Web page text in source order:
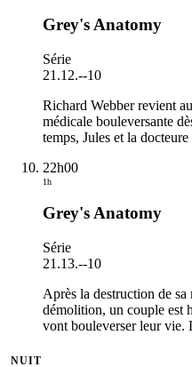
Grey's Anatomy
Série
21.12.--10
Richard Webber revient
médicale bouleversante
temps, Jules et la
22h00
1h
Grey's Anatomy
Série
21.13.--10
Après la destruction de
démolition, un couple est
vont bouleverser leur vie.
NUIT